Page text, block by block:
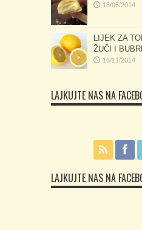
13/05/2014
LIJEK ZA
ŽUČI I
16/11/2014
LAJKUJTE NAS NA
LAJKUJTE NAS NA